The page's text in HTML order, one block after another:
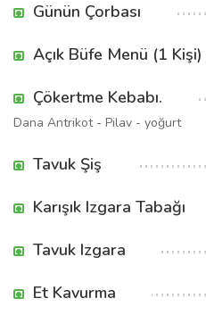
Günün Çorbası
Açık Büfe Menü (1 Kişi)
Çökertme Kebabı.
Dana Antrikot - Pilav - yoğurt
Tavuk Şiş
Karışık Izgara Tabağı
Tavuk Izgara
Et Kavurma